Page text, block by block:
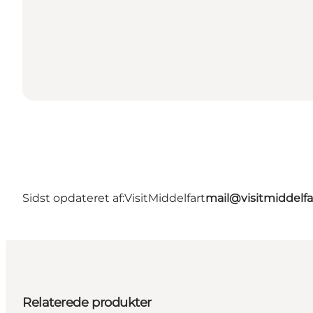
Sidst opdateret af:VisitMiddelfart
Relaterede produkter